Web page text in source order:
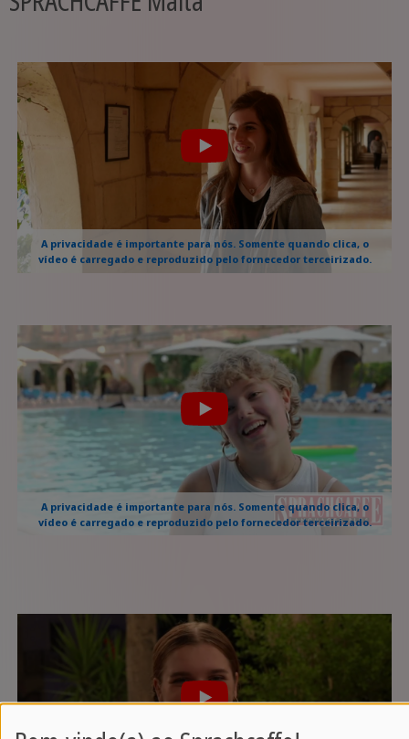
A privacidade é importante para nós. Somente quando clica, o
vídeo é carregado e reproduzido pelo fornecedor terceirizado.
A privacidade é importante para nós. Somente quando clica, o
vídeo é carregado e reproduzido pelo fornecedor terceirizado.